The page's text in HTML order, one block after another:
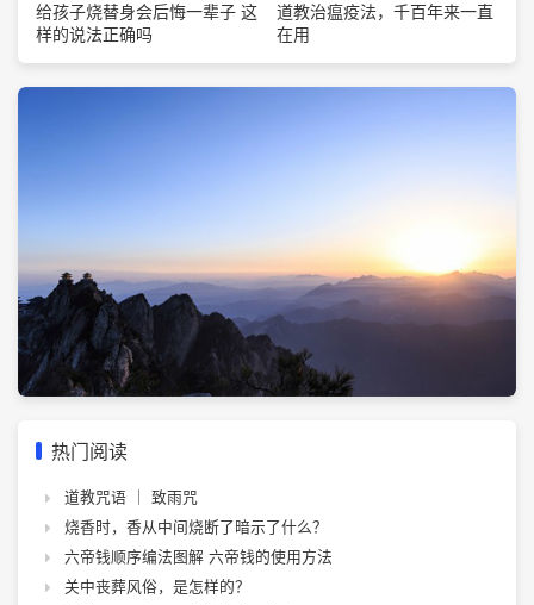
给孩子烧替身会后悔一辈子 这
样的说法正确吗
道教治瘟疫法，千百年来一直
在用
热门阅读
道教咒语 ｜ 致雨咒
烧香时，香从中间烧断了暗示了什么？
六帝钱顺序编法图解 六帝钱的使用方法
关中丧葬风俗，是怎样的？